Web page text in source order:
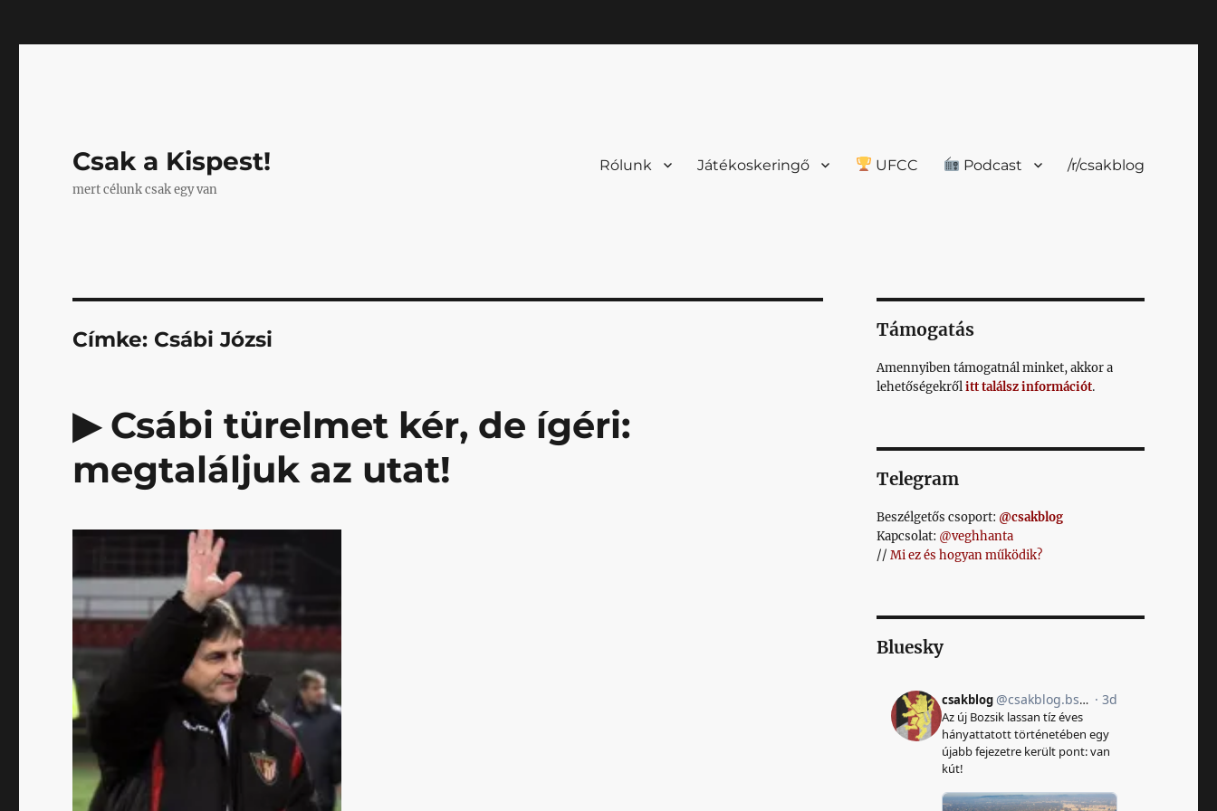
Csak a Kispest!
mert célunk csak egy van
Rólunk Játékoskeringő UFCC Podcast /r/csakblog
Címke: Csábi Józsi
▶ Csábi türelmet kér, de ígéri:
megtaláljuk az utat!
Támogatás
Amennyiben támogatnál minket, akkor a
lehetőségekrőlitt találsz információt.
Telegram
Beszélgetős csoport: @csakblog
Kapcsolat: @veghhanta
// Mi ez és hogyan működik?
Bluesky